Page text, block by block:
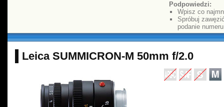
Podpowiedzi:
Wpisz co
Spróbuj
podanie
Leica SUMMICRON-M 50mm f/2.0